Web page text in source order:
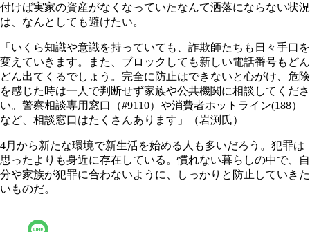
付けば実家の資産がなくなっていたなんて洒落にならない状況
は、なんとしても避けたい。
「いくら知識や意識を持っていても、詐欺師たちも日々手口を
変えていきます。また、ブロックしても新しい電話番号もどん
どん出てくるでしょう。完全に防止はできないと心がけ、危険
を感じた時は一人で判断せず家族や公共機関に相談してくださ
い。警察相談専用窓口（#9110）や消費者ホットライン(188）
など、相談窓口はたくさんあります」（岩渕氏）
4月から新たな環境で新生活を始める人も多いだろう。犯罪は
思ったよりも身近に存在している。慣れない暮らしの中で、自
分や家族が犯罪に合わないように、しっかりと防止していきた
いものだ。